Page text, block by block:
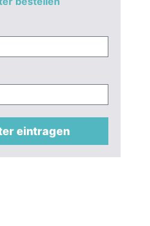
eintragen